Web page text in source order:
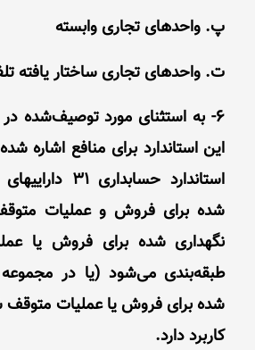
پ. واحدهای تجاری وابسته
ت. واحدهای تجاری ساختار یافته
استاندارد
شده برای فروش و عملیات
نگهداری‌ شده برای فروش یا
طبقه‌بندی می‌شود (یا در
شده برای فروش یا عملیات متوقف‌
کاربرد دارد.